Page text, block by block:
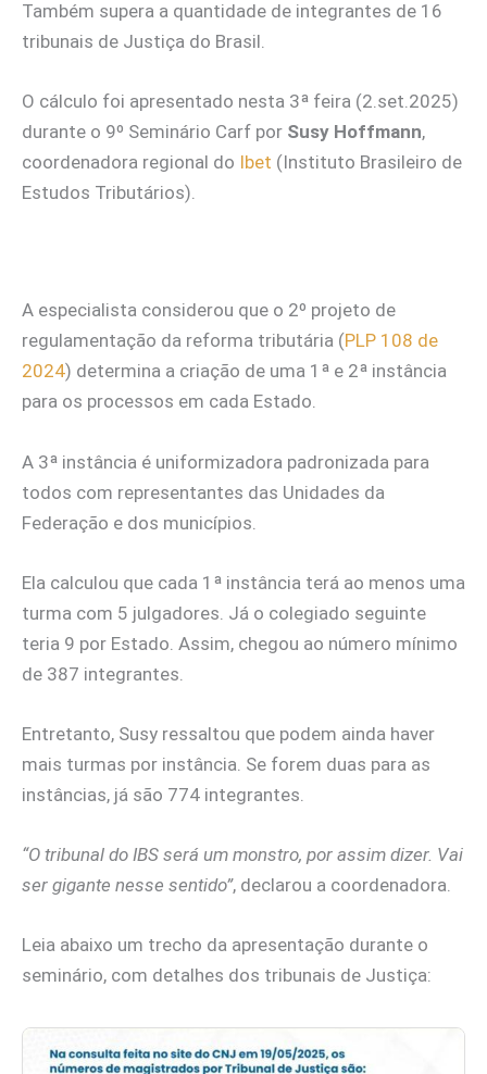
Também supera a quantidade de integrantes de 16
tribunais de Justiça do Brasil.
O cálculo foi apresentado nesta 3ª feira (2.set.2025)
durante o 9º Seminário Carf por Susy Hoffmann,
coordenadora regional do Ibet (Instituto Brasileiro de
Estudos Tributários).
A especialista considerou que o 2º projeto de
regulamentação da reforma tributária (PLP 108 de
2024) determina a criação de uma 1ª e 2ª instância
para os processos em cada Estado.
A 3ª instância é uniformizadora padronizada para
todos com representantes das Unidades da
Federação e dos municípios.
Ela calculou que cada 1ª instância terá ao menos uma
turma com 5 julgadores. Já o colegiado seguinte
teria 9 por Estado. Assim, chegou ao número mínimo
de 387 integrantes.
Entretanto, Susy ressaltou que podem ainda haver
mais turmas por instância. Se forem duas para as
instâncias, já são 774 integrantes.
“O tribunal do IBS será um monstro, por assim dizer. Vai
ser gigante nesse sentido”, declarou a coordenadora.
Leia abaixo um trecho da apresentação durante o
seminário, com detalhes dos tribunais de Justiça: